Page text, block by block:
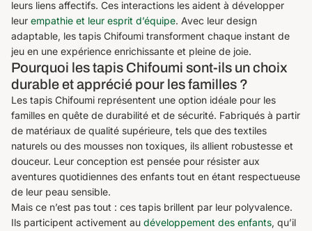
leurs liens affectifs. Ces interactions les aident à développer
leur empathie et leur esprit d’équipe. Avec leur design
adaptable, les tapis Chifoumi transforment chaque instant de
jeu en une expérience enrichissante et pleine de joie.
Pourquoi les tapis Chifoumi sont-ils un choix
durable et apprécié pour les familles ?
Les tapis Chifoumi représentent une option idéale pour les
familles en quête de durabilité et de sécurité. Fabriqués à partir
de matériaux de qualité supérieure, tels que des textiles
naturels ou des mousses non toxiques, ils allient robustesse et
douceur. Leur conception est pensée pour résister aux
aventures quotidiennes des enfants tout en étant respectueuse
de leur peau sensible.
Mais ce n’est pas tout : ces tapis brillent par leur polyvalence.
Ils participent activement au développement des enfants, qu’il